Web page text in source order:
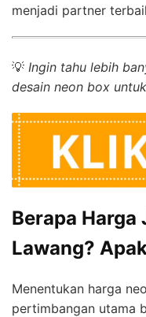
menjadi partner
💡 Ingin tahu lebih
desain neon box
Berapa Harga
Lawang?
Menentukan harga
pertimbangan utama